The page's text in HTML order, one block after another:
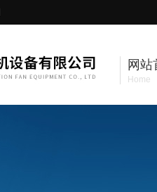
网站
Home